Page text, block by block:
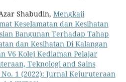
Shabudin, Mengkaji
Keselamatan dan Kesihatan
Bangunan Terhadap Tahap
dan Kesihatan Di Kalangan
V6 Kolej Kediaman Pelajar
Teknologi and Sains
No. 1 (2022): Jurnal Kejuruteraan